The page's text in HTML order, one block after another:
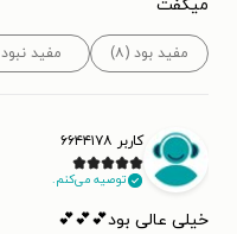
میگفت
مفید بود (۸) مفید نبود
کاربر ۶۶۴۴۱۷۸
توصیه می‌کنم.
خیلی عالی بود💕💕💕